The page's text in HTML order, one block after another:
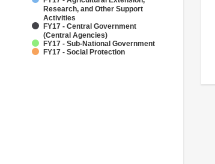
Research, and Other Support
Activities
FY17 - Central Government
(Central Agencies)
FY17 - Sub-National Government
FY17 - Social Protection